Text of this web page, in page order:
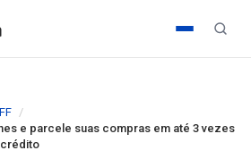
e parcele suas compras em até 3 vezes
crédito